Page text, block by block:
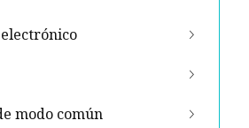
modo común